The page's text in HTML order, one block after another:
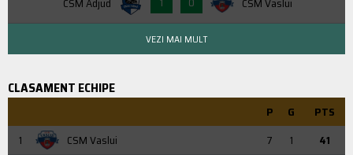
VEZI MAI MULT
CLASAMENT ECHIPE
P G
PTS
1
CSM Vaslui 7 1
41